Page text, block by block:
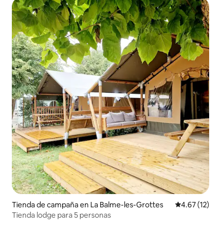
Tienda de campaña en La Balme-les-Grottes Calificación
4.67 (12)
Tienda lodge para 5 personas